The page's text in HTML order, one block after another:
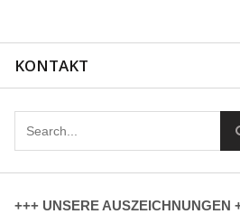
KONTAKT
+++ UNSERE AUSZEICHNUNGEN